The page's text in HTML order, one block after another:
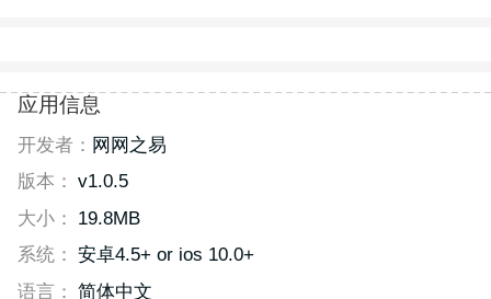
应用信息
开发者： 网网之易
版本： v1.0.5
大小：
19.8MB
系统： 安卓4.5+ or ios 10.0+
语言： 简体中文